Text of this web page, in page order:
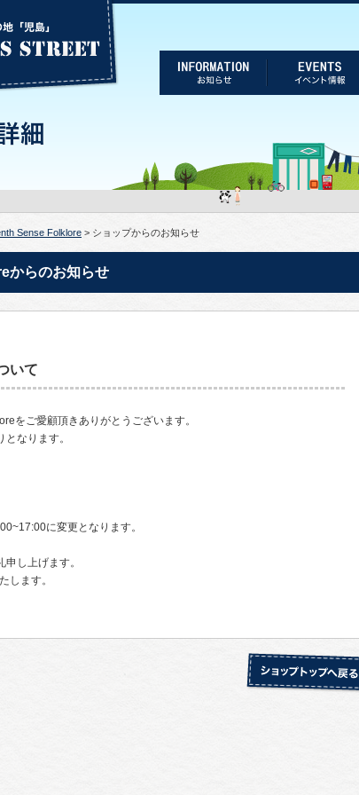
Sense Folklore > ショップからのお知らせ
からのお知らせ
いて
をご愛顧頂きありがとうございます。
なります。
に変更となります。
し上げます。
します。